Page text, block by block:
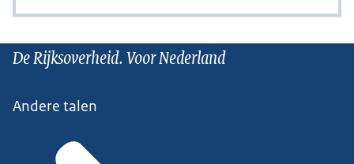
De Rijksoverheid. Voor Nederland
Andere talen